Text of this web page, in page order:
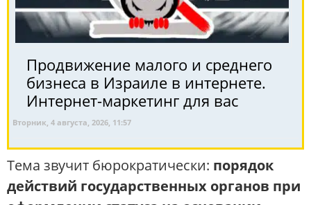
Продвижение малого и среднего
бизнеса в Израиле в интернете.
Интернет-маркетинг для вас
Вторник, 4 августа, 2026, 11:57
Тема звучит бюрократически: порядок
действий государственных органов при